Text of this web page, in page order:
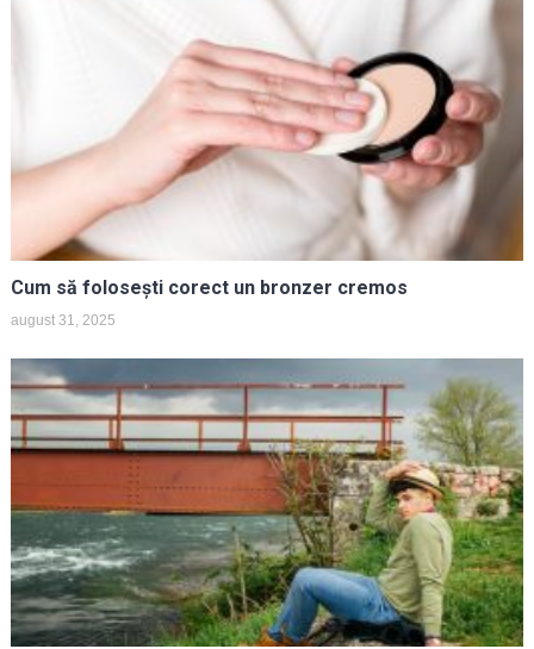
Cum să folosești corect un bronzer cremos
august 31, 2025